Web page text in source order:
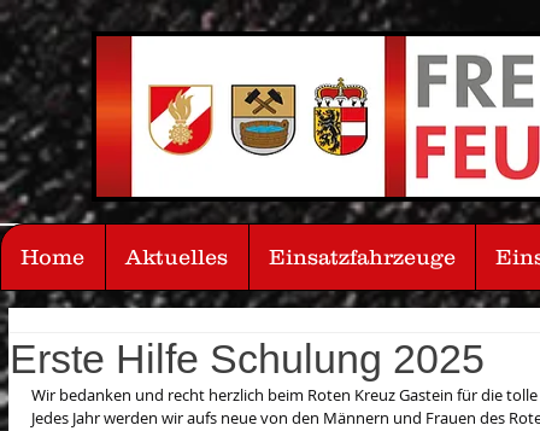
Erste Hilfe Schulung 2025
Wir bedanken und recht herzlich beim Roten Kreuz Gastein für die
Jedes Jahr werden wir aufs neue von den Männern und Frauen des
Home Aktuelles Einsatzfahrzeuge